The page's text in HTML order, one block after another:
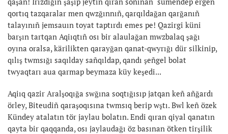
qortıq tazqaralar men qwzğınnıñ, qarqıldağan qarğanıñ
talayınıñ jemsauın toyat taptırdı emes pe! Qazirgi küni
barşın tartqan Aqiıqtıñ osı bir alaulağan mwzbalaq şağı
oyına oralsa, kärilikten qarayğan qanat-qwyrığı dür silkinip,
qılış twmsığı saqılday sañqıldap, qandı şeñgel bolat
twyaqtarı aua qarmap beymaza küy keşedi...
Aqiıq qazir Aralşoqığa swğına soqtığısıp jatqan keñ añğardı
örley, Biteudiñ qaraşoqısına twmsıq berip wştı. Bwl keñ özek
Kündey atalatın tör jaylau bolatın. Endi qıran qiyal qanatın
qayta bir qaqqanda, osı jaylaudağı öz basınan ötken tirşilik